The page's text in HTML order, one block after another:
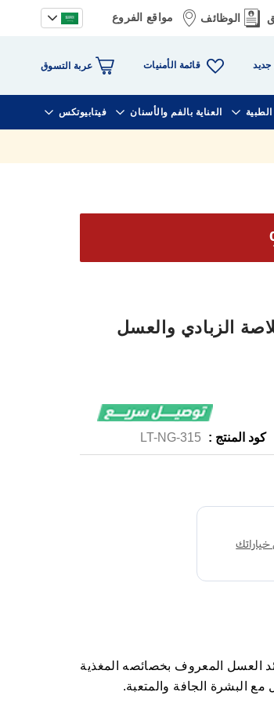
الوظائف مواقع الفروع
قائمة الأمنيات عربة التسوق
الطبية العناية بالفم والأسنان فيتابيوتكس
الزبادي والعسل
كود المنتج : LT-NG-315
العسل المعروف بخصائصه المغذية
مع البشرة الجافة والمتعبة.